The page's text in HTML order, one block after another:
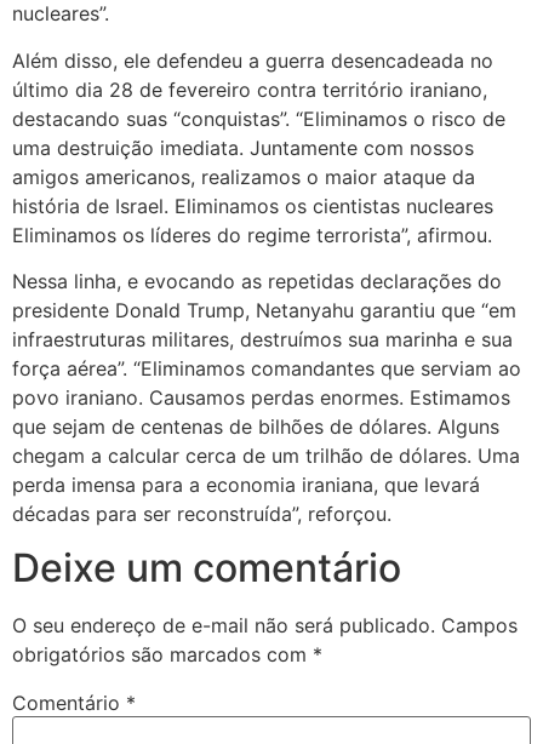
nucleares”.
Além disso, ele defendeu a guerra desencadeada no
último dia 28 de fevereiro contra território iraniano,
destacando suas “conquistas”. “Eliminamos o risco de
uma destruição imediata. Juntamente com nossos
amigos americanos, realizamos o maior ataque da
história de Israel. Eliminamos os cientistas nucleares
Eliminamos os líderes do regime terrorista”, afirmou.
Nessa linha, e evocando as repetidas declarações do
presidente Donald Trump, Netanyahu garantiu que “em
infraestruturas militares, destruímos sua marinha e sua
força aérea”. “Eliminamos comandantes que serviam ao
povo iraniano. Causamos perdas enormes. Estimamos
que sejam de centenas de bilhões de dólares. Alguns
chegam a calcular cerca de um trilhão de dólares. Uma
perda imensa para a economia iraniana, que levará
décadas para ser reconstruída”, reforçou.
Deixe um comentário
O seu endereço de e-mail não será publicado. Campos
obrigatórios são marcados com *
Comentário *